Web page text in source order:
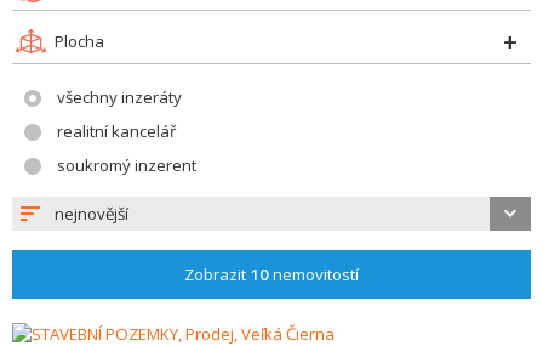
Plocha
všechny inzeráty
realitní kancelář
soukromý inzerent
nejnovější
Zobrazit 10nemovitostí